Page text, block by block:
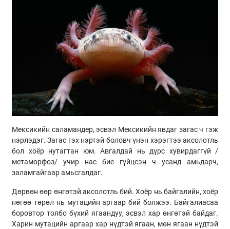
Мексикийн саламандер, эсвэл Мексикийн явдаг загас ч гэж
нэрлэдэг. Загас гэх нэртэй боловч үнэн хэрэгтээ аксолотль
бол хоёр нутагтан юм. Авгалдай нь дүрс хувирдаггүй /
метаморфоз/ учир нас бие гүйцсэн ч усанд амьдарч,
заламгайгаар амьсгалдаг.
Дөрвөн өөр өнгөтэй аксолотль бий. Хоёр нь байгалийн, хоёр
нөгөө төрөл нь мутацийн аргаар бий болжээ. Байгалиасаа
боровтор толбо бүхий ягаандуу, эсвэл хар өнгөтэй байдаг.
Харин мутацийн аргаар хар нүдтэй ягаан, мөн ягаан нүдтэй